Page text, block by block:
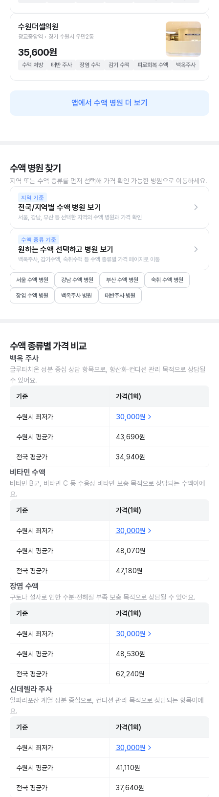
수원더셀의원
광교중앙역 • 경기 수원시 우만2동
35,600원
수액 처방 태반 주사 장염 수액 감기 수액 피로회복 수액 백옥주사
앱에서 수액 병원 더 보기
수액 병원 찾기
지역 또는 수액 종류를 먼저 선택해 가격 확인 가능한 병원으로 이동하세요.
지역 기준
전국/지역별 수액 병원 보기
서울, 강남, 부산 등 선택한 지역의 수액 병원과 가격 확인
수액 종류 기준
원하는 수액 선택하고 병원 보기
백옥주사, 감기수액, 숙취수액 등 수액 종류별 가격 페이지로 이동
서울 수액 병원 강남 수액 병원 부산 수액 병원 숙취 수액 병원
장염 수액 병원 백옥주사 병원 태반주사 병원
수액 종류별 가격 비교
백옥 주사
글루타치온 성분 중심 상담 항목으로, 항산화·컨디션 관리 목적으로 상담될
수 있어요.
기준 가격(1회)
수원시 최저가 30,000원
수원시 평균가 43,690원
전국 평균가 34,940원
비타민 수액
비타민 B군, 비타민 C 등 수용성 비타민 보충 목적으로 상담되는 수액이에
요.
기준 가격(1회)
수원시 최저가 30,000원
수원시 평균가 48,070원
전국 평균가 47,180원
장염 수액
구토나 설사로 인한 수분·전해질 부족 보충 목적으로 상담될 수 있어요.
기준 가격(1회)
수원시 최저가 30,000원
수원시 평균가 48,530원
전국 평균가 62,240원
신데렐라 주사
알파리포산 계열 성분 중심으로, 컨디션 관리 목적으로 상담되는 항목이에
요.
기준 가격(1회)
수원시 최저가 30,000원
수원시 평균가 41,110원
전국 평균가 37,640원